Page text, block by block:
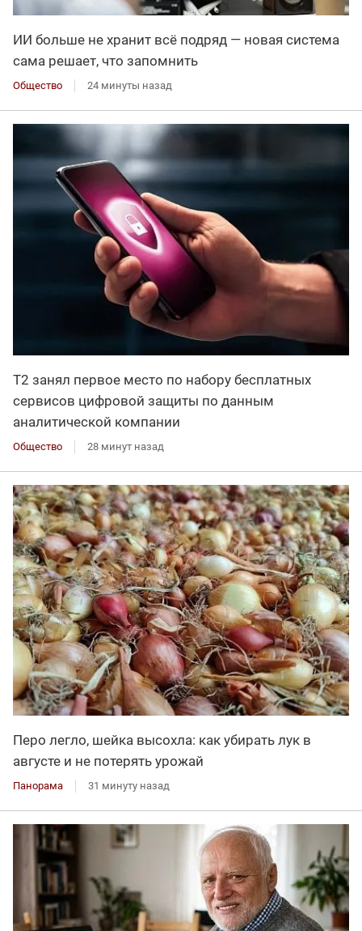
ИИ больше не хранит всё подряд — новая система
сама решает, что запомнить
Общество 24 минуты назад
Т2 занял первое место по набору бесплатных
сервисов цифровой защиты по данным
аналитической компании
Общество 28 минут назад
Перо легло, шейка высохла: как убирать лук в
августе и не потерять урожай
Панорама 31 минуту назад